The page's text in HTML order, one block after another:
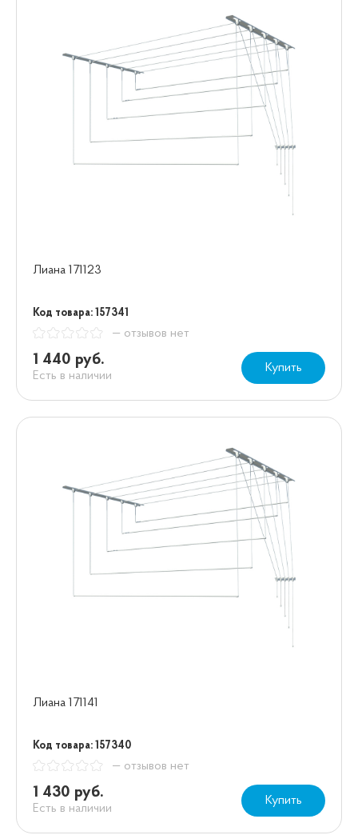
Лиана 171123
Код товара: 157341
— отзывов нет
1 440 руб.
Есть в наличии
Купить
Лиана 171141
Код товара: 157340
— отзывов нет
1 430 руб.
Есть в наличии
Купить